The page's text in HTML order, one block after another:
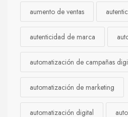
aumento de ventas
autenticidad de marca
automatización de campañas
automatización de marketing
automatización digital